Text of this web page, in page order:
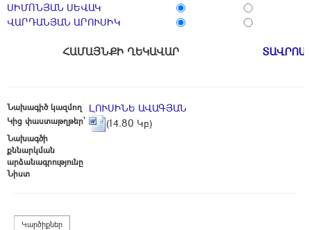
ՍԻՄՈՆՅԱՆ ՍԵՎԱԿ
ՎԱՐԴԱՆՅԱՆ ԱՐՈՒՍԻԿ
ՀԱՄԱՅՆՔԻ ՂԵԿԱՎԱՐ ՏԱՎՐՈՍ
Նախագիծ կազմող ԼՈՒՍԻՆԵ ԱՎԱԳՅԱՆ
Կից փաստաթղթեր՝ (14.80 Կբ)
Նախագծի
քննարկման
արձանագրությունը
Նիստ
Կարծիքներ